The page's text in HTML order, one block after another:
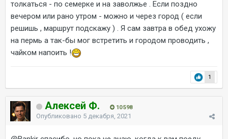
толкаться - по семерке и на заволжье . Если поздно
вечером или рано утром - можно и через город ( если
решишь , маршрут подскажу ) . Я сам завтра в обед ухожу
на пермь а так-бы мог встретить и городом проводить ,
чайком напоить !
1
Алексей Ф. 10 598
Опубликовано 5 декабря, 2021